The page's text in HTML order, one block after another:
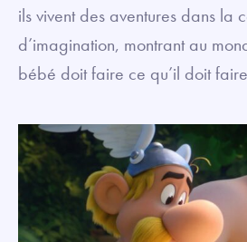
ils vivent des aventures dans la
d’imagination, montrant au
bébé doit faire ce qu’il doit